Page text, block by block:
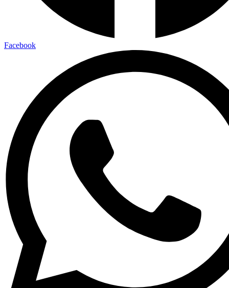
Facebook